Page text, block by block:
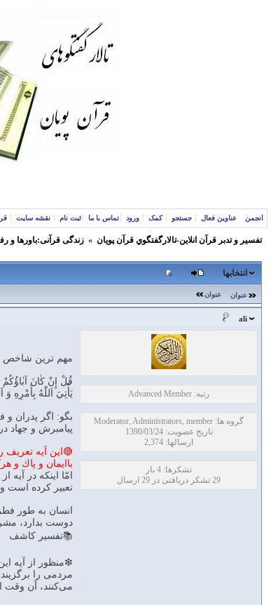
انجمن عناوین فعال جستجو کمک ورود تماس با ما ثبت نام نقشه سایت
تفسير و‌ تدبر قرآن انلاين-تالارگفتگوي قرآن پویان » زندگی قرآنی:باورها و
انتخابها
عنوان عنوان
ali
رتبه: Advanced Member
گروه ها: Moderator, Administrators, member
تاریخ عضویت: 1390/03/24
ارسالها: 2,374
تشکرها: 4 بار
29 تشکر دریافتی در 29 ارسال
مهم ترين شاخص
قُلْ إِنْ كٰانَ
يَأْتِيَ اَللّٰهُ بِأَمْرِهِ وَ
بگو: اگر پدران و
پيامبرش و جهاد
🔴اين آيه
باايمان و پاك و
امّا اينكه در
تعبير كرده است
انسان به طور
دوست بدارد،
📚تفسير كاشف
❇منظور از آيه
مردمى را
مى‌كنند، آن وقت